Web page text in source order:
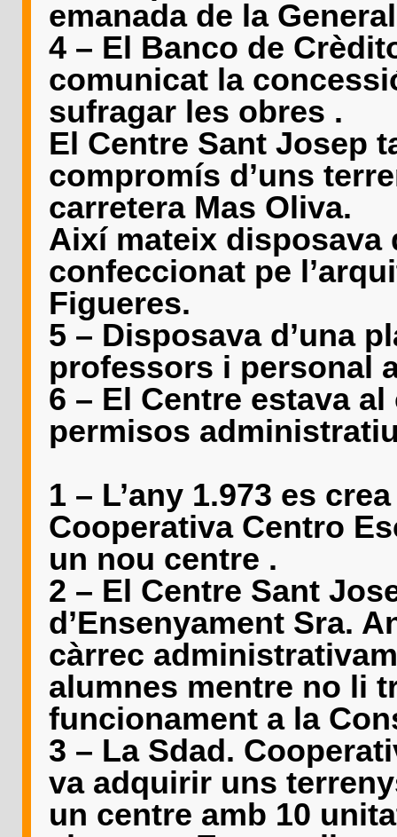
emanada de la
4 – El Banco de
comunicat la
sufragar les obres .
El Centre Sant Josep
compromís d’uns
carretera Mas Oliva.
Així mateix disposava
confeccionat pe
Figueres.
5 – Disposava d’una
professors i personal
6 – El Centre estava
permisos
1 – L’any 1.973 es
Cooperativa Centro
un nou centre .
2 – El Centre Sant
d’Ensenyament Sra.
càrrec
alumnes mentre no li
funcionament a la
3 – La Sdad.
va adquirir uns
un centre amb 10